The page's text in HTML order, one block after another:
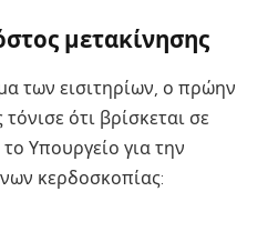
μετακίνησης
των εισιτηρίων, ο πρώην
ότι βρίσκεται σε
Υπουργείο για την
κερδοσκοπίας: